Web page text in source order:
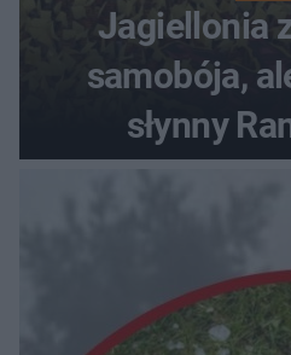
Jagiellonia
samobója,
słynny